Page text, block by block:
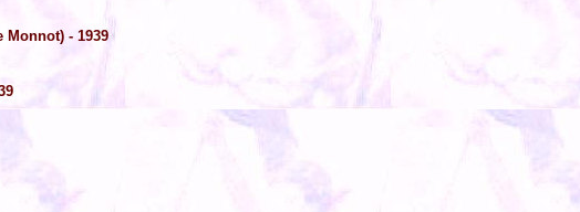
Monnot) - 1939